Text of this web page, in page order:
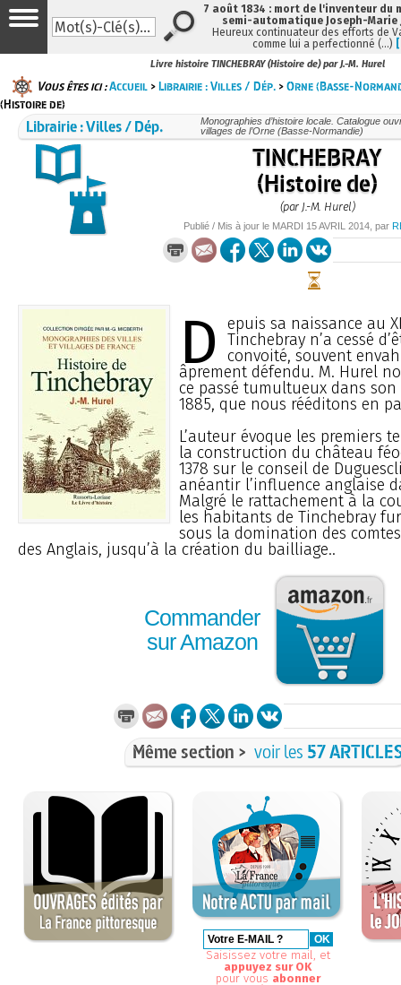
Livre histoire TINCHEBRAY (Histoire de) par J.-M. Hurel
Vous êtes ici :Accueil >Librairie : Villes / Dép. >Orne (Basse-
(Histoire de)
Librairie : Villes / Dép.
Monographies d’histoire locale. Catalogue
villages de l’Orne (Basse-Normandie)
TINCHEBRAY
(Histoire de)
(par J.-M. Hurel)
Publié / Mis à jour le MARDI 15 AVRIL 2014 , par
D
epuis sa naissance au
Tinchebray n’a cessé
convoité, souvent
âprement défendu. M. Hurel
ce passé tumultueux dans
1885, que nous rééditons en
L’auteur évoque les premiers
la construction du château
1378 sur le conseil de
anéantir l’influence anglaise
Malgré le rattachement à la
les habitants de Tinchebray
sous la domination des
des Anglais, jusqu’à la création du bailliage..
Commander
sur Amazon
Même section > voir les 57
Saisissez votre mail, et
appuyez sur OK
pour vous abonner
7 août 1834 : mort de l'inventeur du
semi-automatique Joseph-Marie
Heureux continuateur des efforts de
comme lui a perfectionné (…)